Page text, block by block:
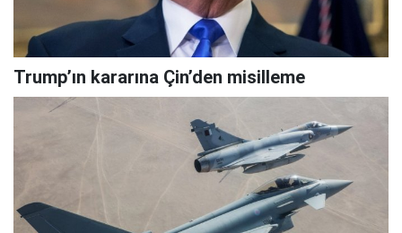
Trump’ın kararına Çin’den misilleme